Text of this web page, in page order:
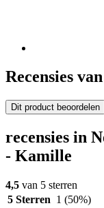
Recensies
Dit product beoordelen
recensies in
- Kamille
4,5 van 5 sterren
5 Sterren 1 (50%)